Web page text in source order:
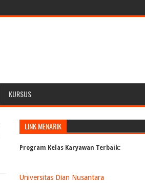
KURSUS
LINK MENARIK
Program Kelas Karyawan Terbaik:
Universitas Dian Nusantara